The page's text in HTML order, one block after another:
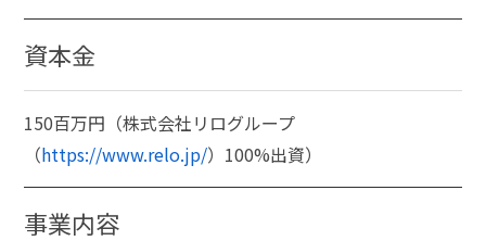
資本金
150百万円（株式会社リログループ
（https://www.relo.jp/）100%出資）
事業内容